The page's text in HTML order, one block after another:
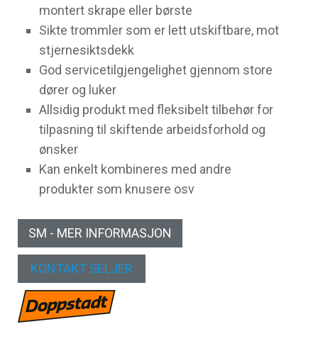
montert skrape eller børste
Sikte trommler som er lett utskiftbare, mot
stjernesiktsdekk
God servicetilgjengelighet gjennom store
dører og luker
Allsidig produkt med fleksibelt tilbehør for
tilpasning til skiftende arbeidsforhold og
ønsker
Kan enkelt kombineres med andre
produkter som knusere osv
SM - MER INFORMASJON
KONTAKT SELJER